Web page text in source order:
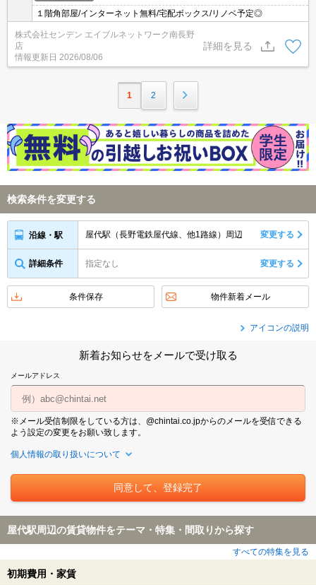
１階角部屋/インターネット無料/宅配ボックス/リノベ予定◎
株式会社センデン エイブルネットワーク南長野
店
情報更新日 2026/08/06
詳細を見る
1 2
検索条件を変更する
沿線・駅 屋代駅（長野電鉄屋代線、他1路線）周辺 変更する
詳細条件 指定なし 変更する
条件保存 物件新着メール
アイコンの説明
新着お知らせをメールで受け取る
メールアドレス
※メール受信制限をしている方は、@chintai.co.jpからのメールを受信できる
よう設定の変更をお願い致します。
個人情報の取り扱いについて
屋代駅周辺の賃貸物件をテーマ・特集・間取りから探す
すべての特集を見る
初期費用・家賃